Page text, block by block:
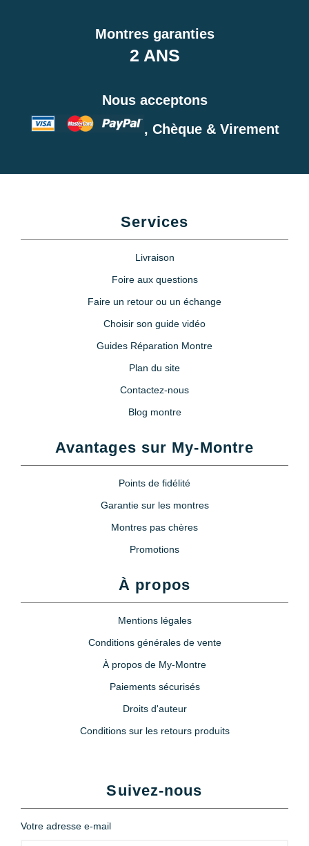
Montres garanties
2 ANS
Nous acceptons
, Chèque & Virement
Services
Livraison
Foire aux questions
Faire un retour ou un échange
Choisir son guide vidéo
Guides Réparation Montre
Plan du site
Contactez-nous
Blog montre
Avantages sur My-Montre
Points de fidélité
Garantie sur les montres
Montres pas chères
Promotions
À propos
Mentions légales
Conditions générales de vente
À propos de My-Montre
Paiements sécurisés
Droits d'auteur
Conditions sur les retours produits
Suivez-nous
Votre adresse e-mail